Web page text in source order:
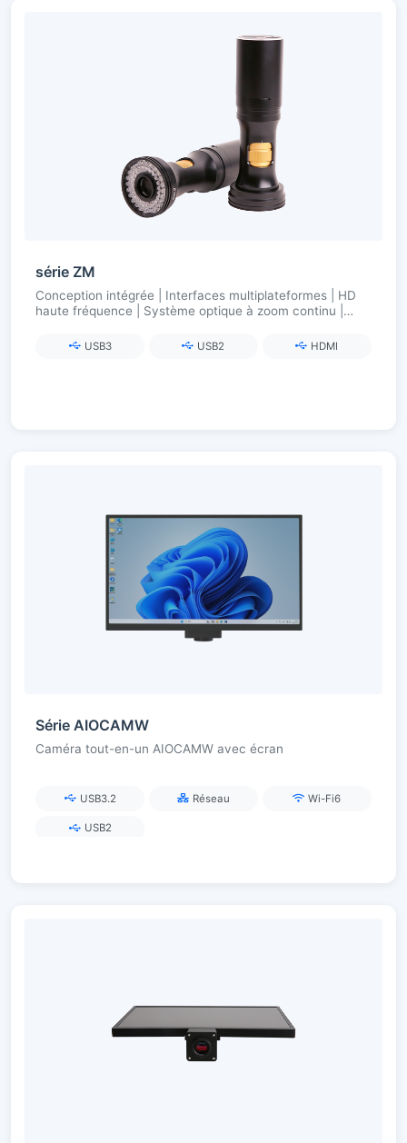
série ZM
Conception intégrée | Interfaces multiplateformes | HD
haute fréquence | Système optique à zoom continu |
USB3 USB2 HDMI
Série AIOCAMW
Caméra tout-en-un AIOCAMW avec écran
USB3.2 Réseau Wi-Fi6
USB2